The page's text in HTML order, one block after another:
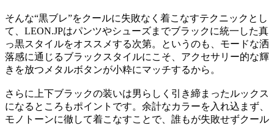
そんな“黒ブレ”をクールに失敗なく着こなすテクニックとし
て、LEON.JPはパンツやシューズまでブラックに統一した真
っ黒スタイルをオススメする次第。というのも、モードな洒
落感に通じるブラックスタイルにこそ、アクセサリー的な輝
きを放つメタルボタンが小粋にマッチするから。
さらに上下ブラックの装いは男らしく引き締まったルックス
になるところもポイントです。余計なカラーを入れ込まず、
モノトーンに徹して着こなすことで、誰もが失敗せずクール